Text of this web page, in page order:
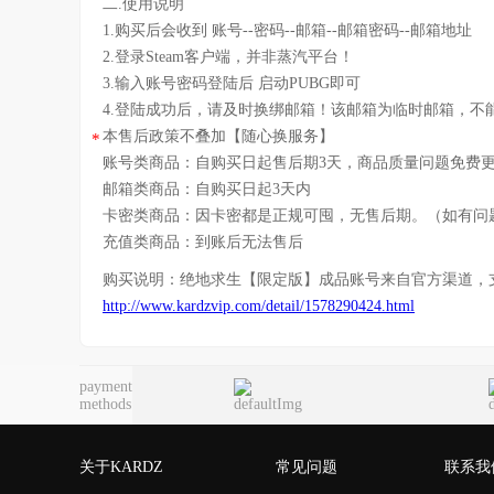
二.使用说明
1.购买后会收到 账号--密码--邮箱--邮箱密码--邮箱地址
2.登录Steam客户端，并非蒸汽平台！
3.输入账号密码登陆后 启动PUBG即可
4.登陆成功后，请及时换绑邮箱！该邮箱为临时邮箱，不
* 本售后政策不叠加【随心换服务】
账号类商品：自购买日起售后期3天，商品质量问题免费
邮箱类商品：自购买日起3天内
卡密类商品：因卡密都是正规可囤，无售后期。（如有
充值类商品：到账后无法售后
购买说明： 绝地求生【限定版】成品账号来自官方渠道，
http://www.kardzvip.com/detail/1578290424.html
payment
methods
关于KARDZ 常见问题 联系我